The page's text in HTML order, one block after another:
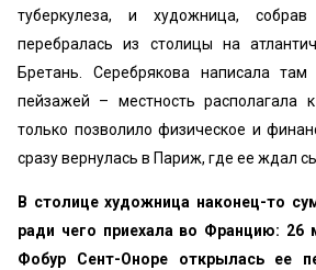
туберкулеза, и художница,
перебралась из столицы на
Бретань. Серебрякова написала там
пейзажей – местность располагала
только позволило физическое и
сразу вернулась в Париж, где ее ждал
В столице художница наконец-то
ради чего приехала во Францию: 26
Фобур Сент-Оноре открылась ее